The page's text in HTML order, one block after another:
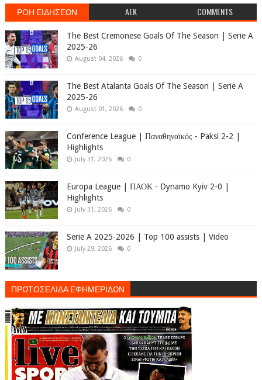
ΡΟΗ ΕΙΔΗΣΕΩΝ AEK COMMENTS
The Best Cremonese Goals Of The Season | Serie A
2025-26
August 04, 2026 0
The Best Atalanta Goals Of The Season | Serie A
2025-26
August 01, 2026 0
Conference League | Παναθηναϊκός - Paksi 2-2 |
Highlights
July 31, 2026 0
Europa League | ΠΑΟΚ - Dynamo Kyiv 2-0 |
Highlights
July 31, 2026 0
Serie A 2025-2026 | Top 100 assists | Video
July 29, 2026 0
ΠΡΩΤΟΣΕΛΙΔΑ ΕΦΗΜΕΡΙΔΩΝ